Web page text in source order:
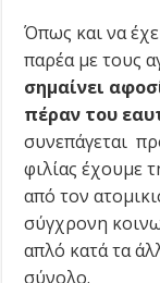
Όπως και να
παρέα με τους
σημαίνει
πέραν του
συνεπάγεται
φιλίας έχουμε
από τον
σύγχρονη
απλό κατά τα
σύνολο.